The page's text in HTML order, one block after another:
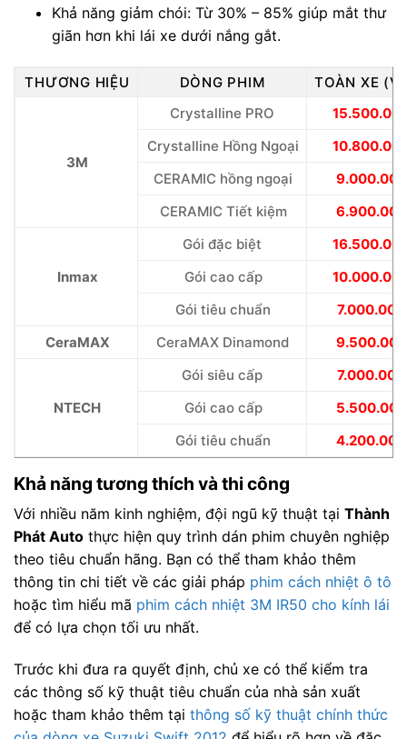
Khả năng giảm chói: Từ 30% – 85% giúp mắt thư
giãn hơn khi lái xe dưới nắng gắt.
THƯƠNG HIỆU DÒNG PHIM TOÀN XE
3M
Crystalline PRO
Crystalline Hồng Ngoại
CERAMIC hồng ngoại
9.000.000
CERAMIC Tiết kiệm
6.900.000
Inmax
Gói đặc biệt
Gói cao cấp
Gói tiêu chuẩn
7.000.000
CeraMAX
CeraMAX Dinamond 9.500.000
NTECH
Gói siêu cấp
7.000.000
Gói cao cấp
5.500.000
Gói tiêu chuẩn
4.200.000
Khả năng tương thích và thi công
Với nhiều năm kinh nghiệm, đội ngũ kỹ thuật tại Thành
Phát Auto thực hiện quy trình dán phim chuyên nghiệp
theo tiêu chuẩn hãng. Bạn có thể tham khảo thêm
thông tin chi tiết về các giải pháp phim cách nhiệt ô tô
hoặc tìm hiểu mã phim cách nhiệt 3M IR50 cho kính lái
để có lựa chọn tối ưu nhất.
Trước khi đưa ra quyết định, chủ xe có thể kiểm tra
các thông số kỹ thuật tiêu chuẩn của nhà sản xuất
hoặc tham khảo thêm tại thông số kỹ thuật chính thức